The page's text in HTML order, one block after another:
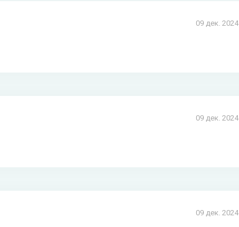
09 дек. 2024
09 дек. 2024
09 дек. 2024